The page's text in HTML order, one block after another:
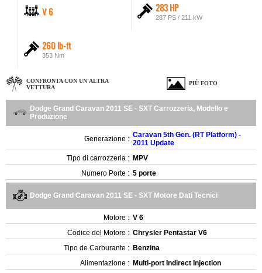
V 6 283 HP
287 PS / 211 kW
260 lb-ft
353 Nm
CONFRONTA CON UN'ALTRA
VETTURA
PIÙ FOTO
Dodge Grand Caravan 2011 SE - SXT Carrozzeria, Modello e
Produzione
Generazione : Caravan 5th Gen. (RT Platform) -
2011 Update
Tipo di carrozzeria : MPV
Numero Porte : 5 porte
Dodge Grand Caravan 2011 SE - SXT Motore Dati Tecnici
Motore : V 6
Codice del Motore : Chrysler Pentastar V6
Tipo de Carburante : Benzina
Alimentazione : Multi-port Indirect Injection